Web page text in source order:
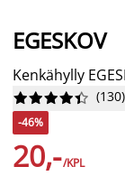
EGESKOV
Kenkähylly





 (130)
-46%
20,-/KPL